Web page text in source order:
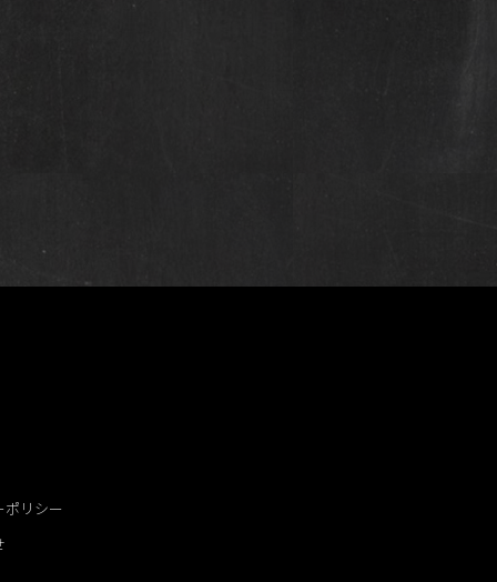
ポリシー